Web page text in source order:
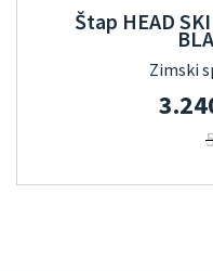
Štap HEAD
Zimski